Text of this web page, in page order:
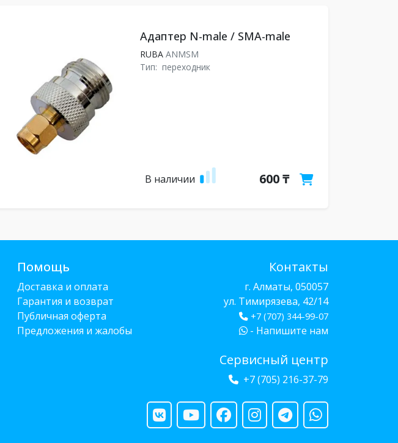
Адаптер N-male / SMA-male
RUBAANMSM
Тип: переходник
В наличии 600 ₸
Помощь
Доставка и оплата
Гарантия и возврат
Публичная оферта
Предложения и жалобы
Контакты
г. Алматы, 050057
ул. Тимирязева, 42/14
+7 (707) 344-99-07
- Напишите нам
Сервисный центр
+7 (705) 216-37-79